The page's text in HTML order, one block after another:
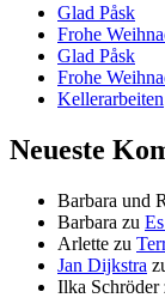
Glad Påsk
Frohe
Glad Påsk
Frohe
Kellerarbeiten
Neueste
Barbara und
Barbara zu
Arlette zu
Jan Dijkstra
Ilka Schröder